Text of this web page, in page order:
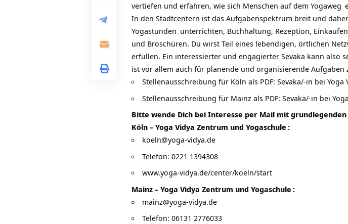
vertiefen und erfahren, wie sich Menschen auf dem Yogaweg
In den Stadtcentern ist das Aufgabenspektrum breit und
Yogastunden unterrichten, Buchhaltung, Rezeption,
und Broschüren. Du wirst Teil eines lebendigen, örtlichen
erfüllen. Ein interessierter und engagierter Sevaka kann also
ist vor allem auch für planende und organisierende Aufgaben
Stellenausschreibung für Köln als PDF: Sevaka/-in bei Yoga
Stellenausschreibung für Mainz als PDF: Sevaka/-in bei
Bitte wende Dich bei Interesse per Mail mit
Köln – Yoga Vidya Zentrum und Yogaschule :
koeln@yoga-vidya.de
Telefon: 0221 1394308
www.yoga-vidya.de/center/koeln/start
Mainz – Yoga Vidya Zentrum und Yogaschule :
mainz@yoga-vidya.de
Telefon: 06131 2776033